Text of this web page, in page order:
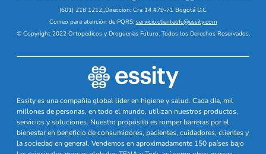
(601) 218 1212_Dirección: Cra 14 #79-71 Bogotá D.C
Correo para atención de PQRS: servicio.clienteofc@essity.com
© Copyright 2022 Ortopédicos y Droguerías Futuro. Todos los Derechos Reservados.
Essity es una compañía global líder en higiene y salud. Cada día, mil
millones de personas, en todo el mundo, utilizan nuestros productos,
servicios y soluciones. Nuestro propósito es romper barreras por el
bienestar en beneficio de consumidores, pacientes, cuidadores, clientes y
la sociedad en general. Vendemos en aproximadamente 150 países bajo